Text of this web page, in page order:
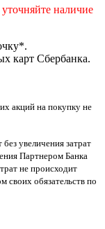
наличие
карт Сбербанка.
акций на покупку не
увеличения затрат
Партнером Банка
не происходит
своих обязательств по